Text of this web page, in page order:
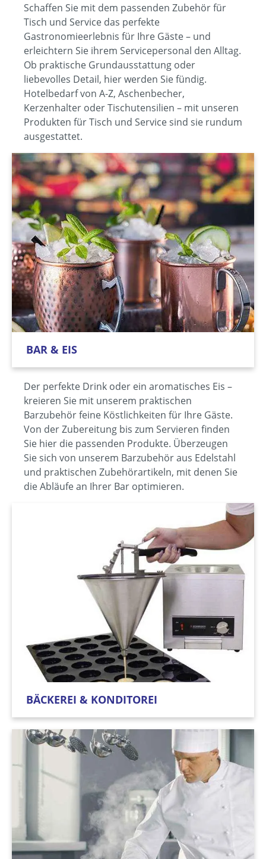
Schaffen Sie mit dem passenden Zubehör für
Tisch und Service das perfekte
Gastronomieerlebnis für Ihre Gäste – und
erleichtern Sie ihrem Servicepersonal den Alltag.
Ob praktische Grundausstattung oder
liebevolles Detail, hier werden Sie fündig.
Hotelbedarf von A-Z, Aschenbecher,
Kerzenhalter oder Tischutensilien – mit unseren
Produkten für Tisch und Service sind sie rundum
ausgestattet.
BAR & EIS
Der perfekte Drink oder ein aromatisches Eis –
kreieren Sie mit unserem praktischen
Barzubehör feine Köstlichkeiten für Ihre Gäste.
Von der Zubereitung bis zum Servieren finden
Sie hier die passenden Produkte. Überzeugen
Sie sich von unserem Barzubehör aus Edelstahl
und praktischen Zubehörartikeln, mit denen Sie
die Abläufe an Ihrer Bar optimieren.
BÄCKEREI & KONDITOREI